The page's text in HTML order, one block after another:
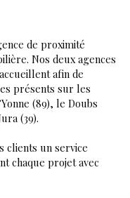
de proximité
Nos deux agences
afin de
présents sur les
(89), le Doubs
(39).
clients un service
chaque projet avec